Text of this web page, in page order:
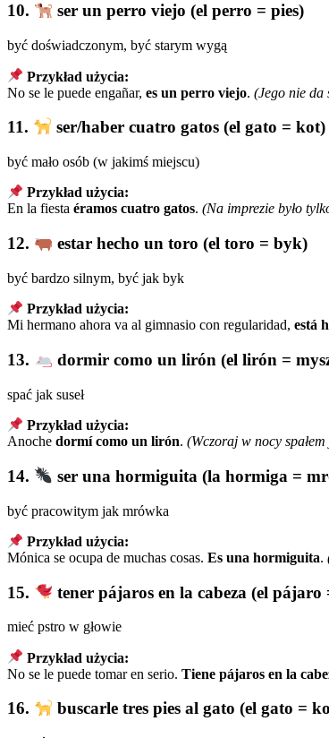
10. ser un perro viejo (el perro = pies)
być doświadczonym, być starym wygą
Przykład użycia:
No se le puede engañar, es un perro viejo. (Jego nie da
11. ser/haber cuatro gatos (el gato = kot)
być mało osób (w jakimś miejscu)
Przykład użycia:
En la fiesta éramos cuatro gatos. (Na imprezie było
12. estar hecho un toro (el toro = byk)
być bardzo silnym, być jak byk
Przykład użycia:
Mi hermano ahora va al gimnasio con regularidad, está
13. dormir como un lirón (el lirón =
spać jak suseł
Przykład użycia:
Anoche dormí como un lirón. (Wczoraj w nocy spałem
14. ser una hormiguita (la hormiga =
być pracowitym jak mrówka
Przykład użycia:
Mónica se ocupa de muchas cosas. Es una hormiguita.
15. tener pájaros en la cabeza (el pájaro
mieć pstro w głowie
Przykład użycia:
No se le puede tomar en serio. Tiene pájaros en la
16. buscarle tres pies al gato (el gato =